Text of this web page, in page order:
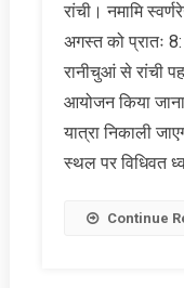
रांची। नमामि
अगस्त को प्रातः
रानीचुआं से रांची
आयोजन किया
यात्रा निकाली
स्थल पर विधिवत
Continue